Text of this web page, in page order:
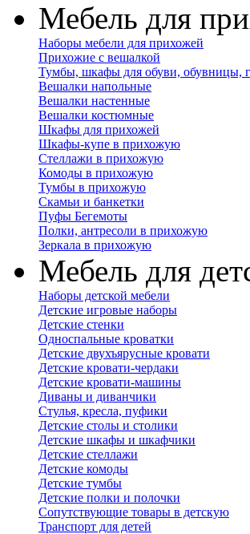
Мебель для
Наборы мебели для прихожей
Прихожие с вешалкой
Тумбы, шкафы для обуви, обувницы,
Вешалки напольные
Вешалки настенные
Вешалки костюмные
Шкафы для прихожей
Шкафы-купе в прихожую
Стеллажи в прихожую
Комоды в прихожую
Тумбы в прихожую
Скамьи и банкетки
Пуфы Бегемоты
Полки, антресоли в прихожую
Зеркала в прихожую
Мебель для
Наборы детской мебели
Детские игровые наборы
Детские стенки
Односпальные кроватки
Детские двухъярусные кровати
Детские кровати-чердаки
Детские кровати-машины
Диваны и диванчики
Стулья, кресла, пуфики
Детские столы и столики
Детские шкафы и шкафчики
Детские стеллажи
Детские комоды
Детские тумбы
Детские полки и полочки
Сопутствующие товары в детскую
Транспорт для детей